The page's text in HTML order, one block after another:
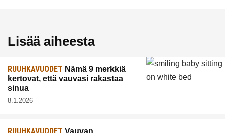
Lisää aiheesta
RUUHKAVUODET Nämä 9 merkkiä
kertovat, että vauvasi rakastaa
sinua
8.1.2026
Vauvan